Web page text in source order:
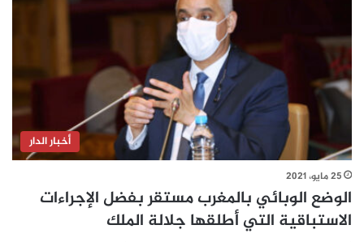
أخبار الدار
25 مايو، 2021
الوضع الوبائي بالمغرب مستقر بفضل الإجراءات
الاستباقية التي أطلقها جلالة الملك